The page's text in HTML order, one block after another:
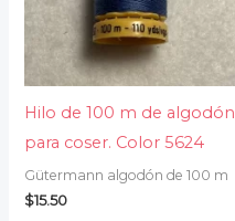
Hilo de 100 m de algodón
para coser. Color 5624
Gütermann algodón de 100 m
$15.50